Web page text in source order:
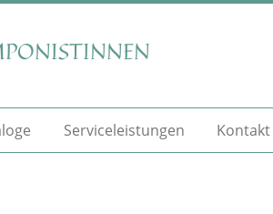
Serviceleistungen Kontakt